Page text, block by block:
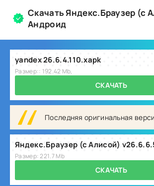
Скачать Яндекс.Браузер (с
Андроид
yandex 26.6.4.110.xapk
Размер:: 192.42 Mb,
СКАЧАТЬ
Последняя оригинальная
Яндекс.Браузер (с Алисой)
Размер: 221.7 Mb
СКАЧАТЬ